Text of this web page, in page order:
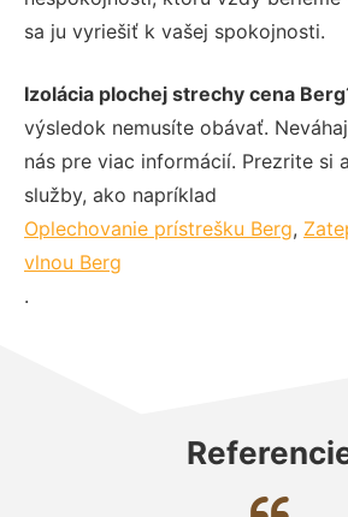
sa ju vyriešiť k vašej spokojnosti.
Izolácia plochej strechy cena Berg
výsledok nemusíte obávať.
nás pre viac informácií. Prezrite si
služby, ako napríklad
Oplechovanie prístrešku Berg,
vlnou Berg
.